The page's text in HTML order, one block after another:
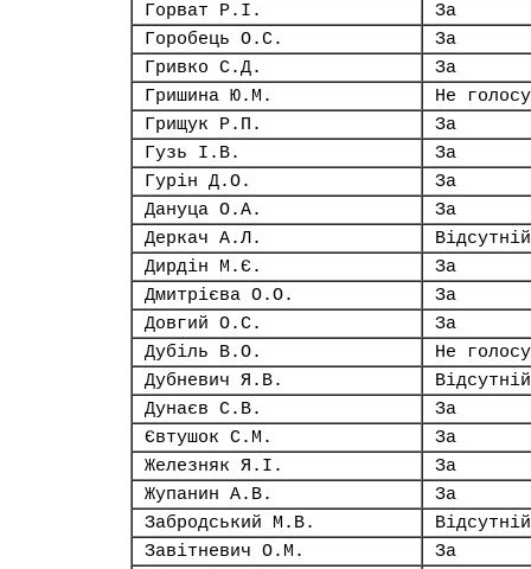
Горват Р.І.
За
Горобець О.С.
За
Гривко С.Д.
За
Гришина Ю.М.
Не
Грищук Р.П.
За
Гузь І.В.
За
Гурін Д.О.
За
Дануца О.А.
За
Деркач А.Л.
Відсутній
Дирдін М.Є.
За
Дмитрієва О.О.
За
Довгий О.С.
За
Дубіль В.О.
Не
Дубневич Я.В.
Відсутній
Дунаєв С.В.
За
Євтушок С.М.
За
Железняк Я.І.
За
Жупанин А.В.
За
Забродський М.В.
Відсутній
Завітневич О.М.
За